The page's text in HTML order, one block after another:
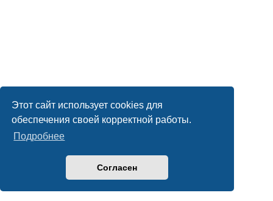
Этот сайт использует cookies для
обеспечения своей корректной работы.
Подробнее
Согласен